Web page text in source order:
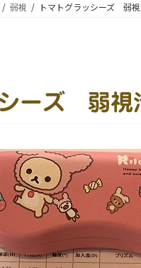
弱視 トマトグラッシーズ 弱
シーズ 弱視